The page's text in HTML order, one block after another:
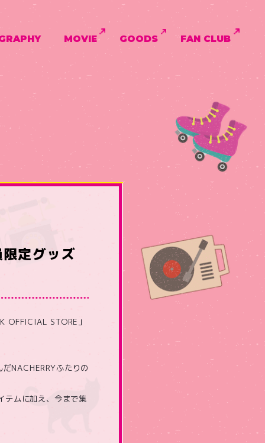
MOVIE GOODS FAN CLUB
定グッズ
OFFICIAL STORE」
NACHERRYふたりの
ムに加え、今まで集